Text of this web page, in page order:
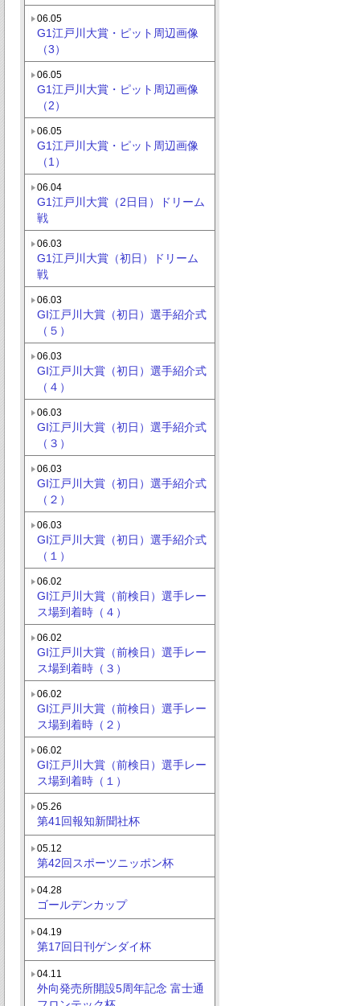
06.05
G1江戸川大賞・ピット周辺画像
（3）
06.05
G1江戸川大賞・ピット周辺画像
（2）
06.05
G1江戸川大賞・ピット周辺画像
（1）
06.04
G1江戸川大賞（2日目）ドリーム
戦
06.03
G1江戸川大賞（初日）ドリーム
戦
06.03
GI江戸川大賞（初日）選手紹介式
（５）
06.03
GI江戸川大賞（初日）選手紹介式
（４）
06.03
GI江戸川大賞（初日）選手紹介式
（３）
06.03
GI江戸川大賞（初日）選手紹介式
（２）
06.03
GI江戸川大賞（初日）選手紹介式
（１）
06.02
GI江戸川大賞（前検日）選手レー
ス場到着時（４）
06.02
GI江戸川大賞（前検日）選手レー
ス場到着時（３）
06.02
GI江戸川大賞（前検日）選手レー
ス場到着時（２）
06.02
GI江戸川大賞（前検日）選手レー
ス場到着時（１）
05.26
第41回報知新聞社杯
05.12
第42回スポーツニッポン杯
04.28
ゴールデンカップ
04.19
第17回日刊ゲンダイ杯
04.11
外向発売所開設5周年記念 富士通
フロンテック杯